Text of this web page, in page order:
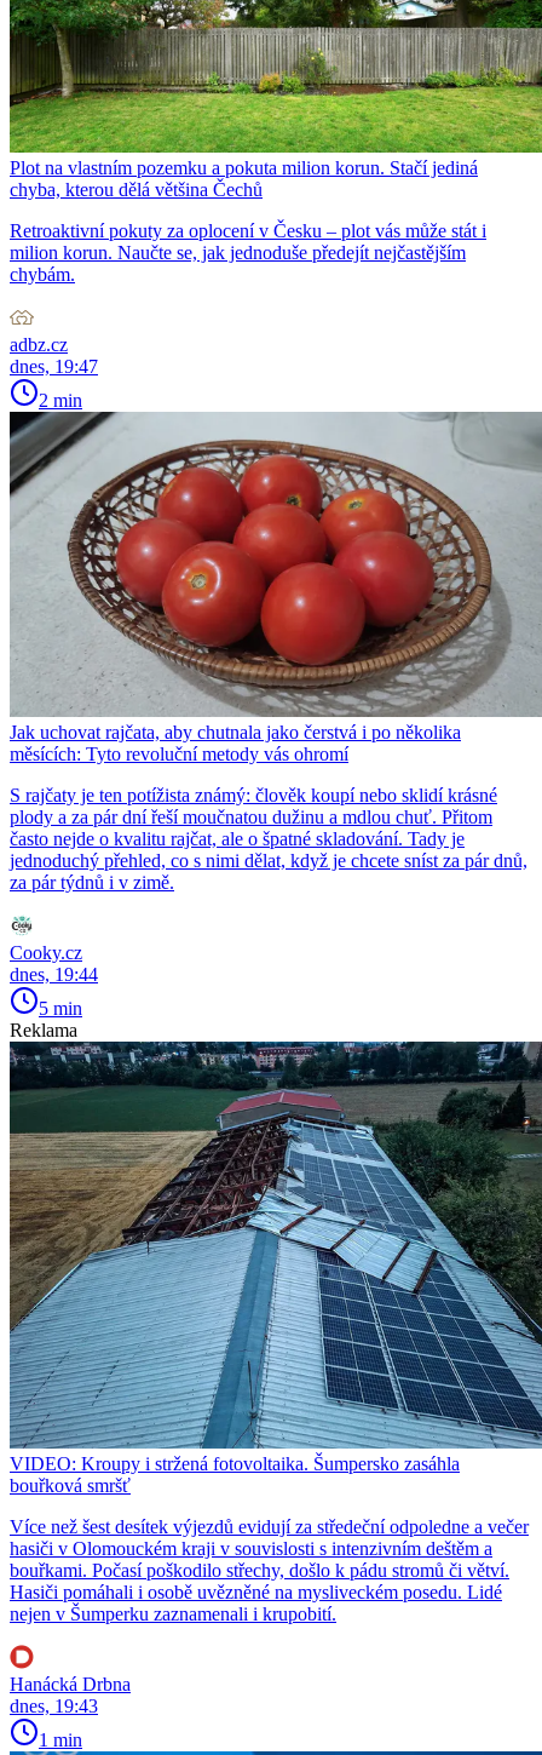
Plot na vlastním pozemku a pokuta milion korun. Stačí jediná
chyba, kterou dělá většina Čechů
Retroaktivní pokuty za oplocení v Česku – plot vás může stát i
milion korun. Naučte se, jak jednoduše předejít nejčastějším
chybám.
adbz.cz
dnes, 19:47
2 min
Jak uchovat rajčata, aby chutnala jako čerstvá i po několika
měsících: Tyto revoluční metody vás ohromí
S rajčaty je ten potížista známý: člověk koupí nebo sklidí krásné
plody a za pár dní řeší moučnatou dužinu a mdlou chuť. Přitom
často nejde o kvalitu rajčat, ale o špatné skladování. Tady je
jednoduchý přehled, co s nimi dělat, když je chcete sníst za pár dnů,
za pár týdnů i v zimě.
Cooky.cz
dnes, 19:44
5 min
Reklama
VIDEO: Kroupy i stržená fotovoltaika. Šumpersko zasáhla
bouřková smršť
Více než šest desítek výjezdů evidují za středeční odpoledne a večer
hasiči v Olomouckém kraji v souvislosti s intenzivním deštěm a
bouřkami. Počasí poškodilo střechy, došlo k pádu stromů či větví.
Hasiči pomáhali i osobě uvězněné na mysliveckém posedu. Lidé
nejen v Šumperku zaznamenali i krupobití.
Hanácká Drbna
dnes, 19:43
1 min